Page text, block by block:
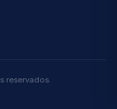
reservados.